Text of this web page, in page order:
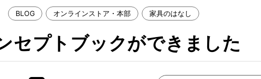
青山プレミアムギャラリー
新入荷情報
BLOG オンラインストア・本部 家具のはなし
セプトブックができました